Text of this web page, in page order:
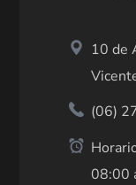
10 de
(06)
08:00